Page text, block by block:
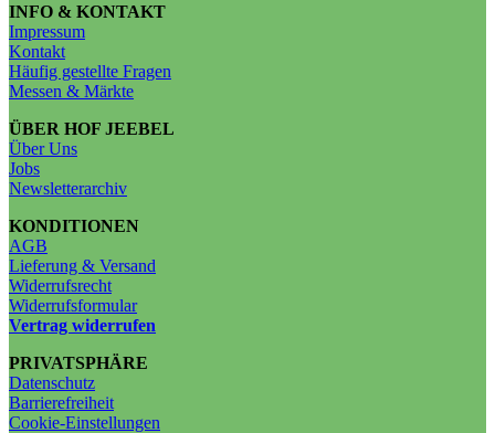
INFO & KONTAKT
Impressum
Kontakt
Häufig gestellte Fragen
Messen & Märkte
ÜBER HOF JEEBEL
Über Uns
Jobs
Newsletterarchiv
KONDITIONEN
AGB
Lieferung & Versand
Widerrufsrecht
Widerrufsformular
Vertrag widerrufen
PRIVATSPHÄRE
Datenschutz
Barrierefreiheit
Cookie-Einstellungen